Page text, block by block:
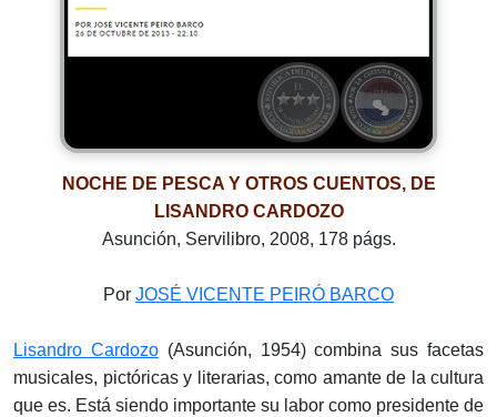
NOCHE DE PESCA Y OTROS CUENTOS, DE
LISANDRO CARDOZO
Asunción, Servilibro, 2008, 178 págs.
Por JOSÉ VICENTE PEIRÓ BARCO
Lisandro Cardozo(Asunción, 1954) combina sus facetas
musicales, pictóricas y literarias, como amante de la cultura
que es. Está siendo importante su labor como presidente de